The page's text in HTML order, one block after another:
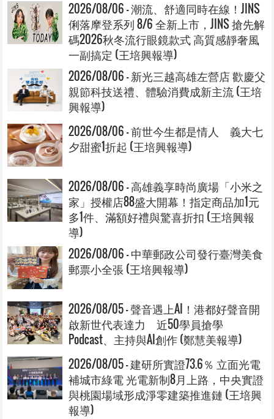
2026/08/06 - 潮流、舒適同時在線！JINS
俐落摩登系列 8/6 全新上市，JINS 搶先解
碼2026秋冬流行眼鏡款式 高質感靜奢風
一副搞定 (王培興報導)
2026/08/06 - 新光三越高雄左營店 歡慶父
親節科技送禮、體驗消費成新主流 (王培
興報導)
2026/08/06 - 前世今生都是情人 義大七
夕甜蜜1折起 (王培興報導)
2026/08/06 - 高雄義享時尚廣場「小米之
家」授權店88盛大開幕！指定商品加1元
多1件、滿額好禮與驚喜折扣 (王培興報
導)
2026/08/06 - 中華郵政公司發行臺灣美食
郵票小全張 (王培興報導)
2026/08/05 - 聲音遇上AI！港都好聲音開
啟新世代表達力 近50學員搶學
Podcast、主持與AI創作 (鄭慧美報導)
2026/08/05 - 建研所實證73.6％ 立面光電
補城市綠電 光電新制8月上路，中央實證
與桃園場域形成淨零建築推進鏈 (王培興
報導)